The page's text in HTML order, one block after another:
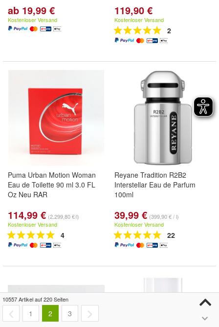
ab 19,99 €
Kostenloser Versand
119,90 €
Kostenloser Versand
2
Puma Urban Motion Woman
Eau de Toilette 90 ml 3.0 FL
Oz Neu RAR
114,99 € (2.299,80 €/l)
Kostenloser Versand
4
Reyane Tradition R2B2
Interstellar Eau de Parfum
100ml
39,99 € (399,90 € / l)
Kostenloser Versand
22
10557 Artikel auf 220 Seiten
1 2 3